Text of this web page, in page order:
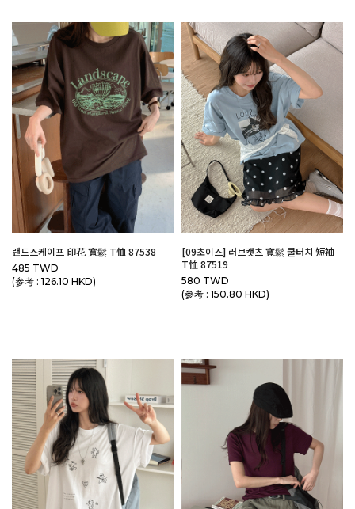
랜드스케이프 印花 寬鬆 T恤 87538
485 TWD
(参考 : 126.10 HKD)
[09초이스] 러브캣츠 寬鬆 쿨터치 短袖
T恤 87519
580 TWD
(参考 : 150.80 HKD)